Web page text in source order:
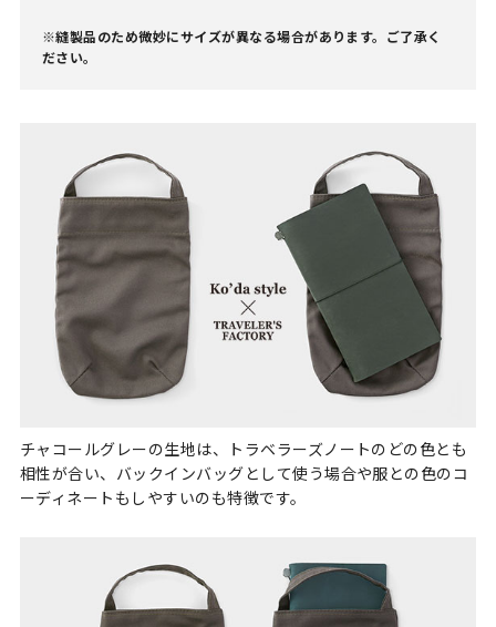
※縫製品のため微妙にサイズが異なる場合があります。ご了承く
ださい。
チャコールグレーの生地は、トラベラーズノートのどの色とも
相性が合い、バックインバッグとして使う場合や服との色のコ
ーディネートもしやすいのも特徴です。